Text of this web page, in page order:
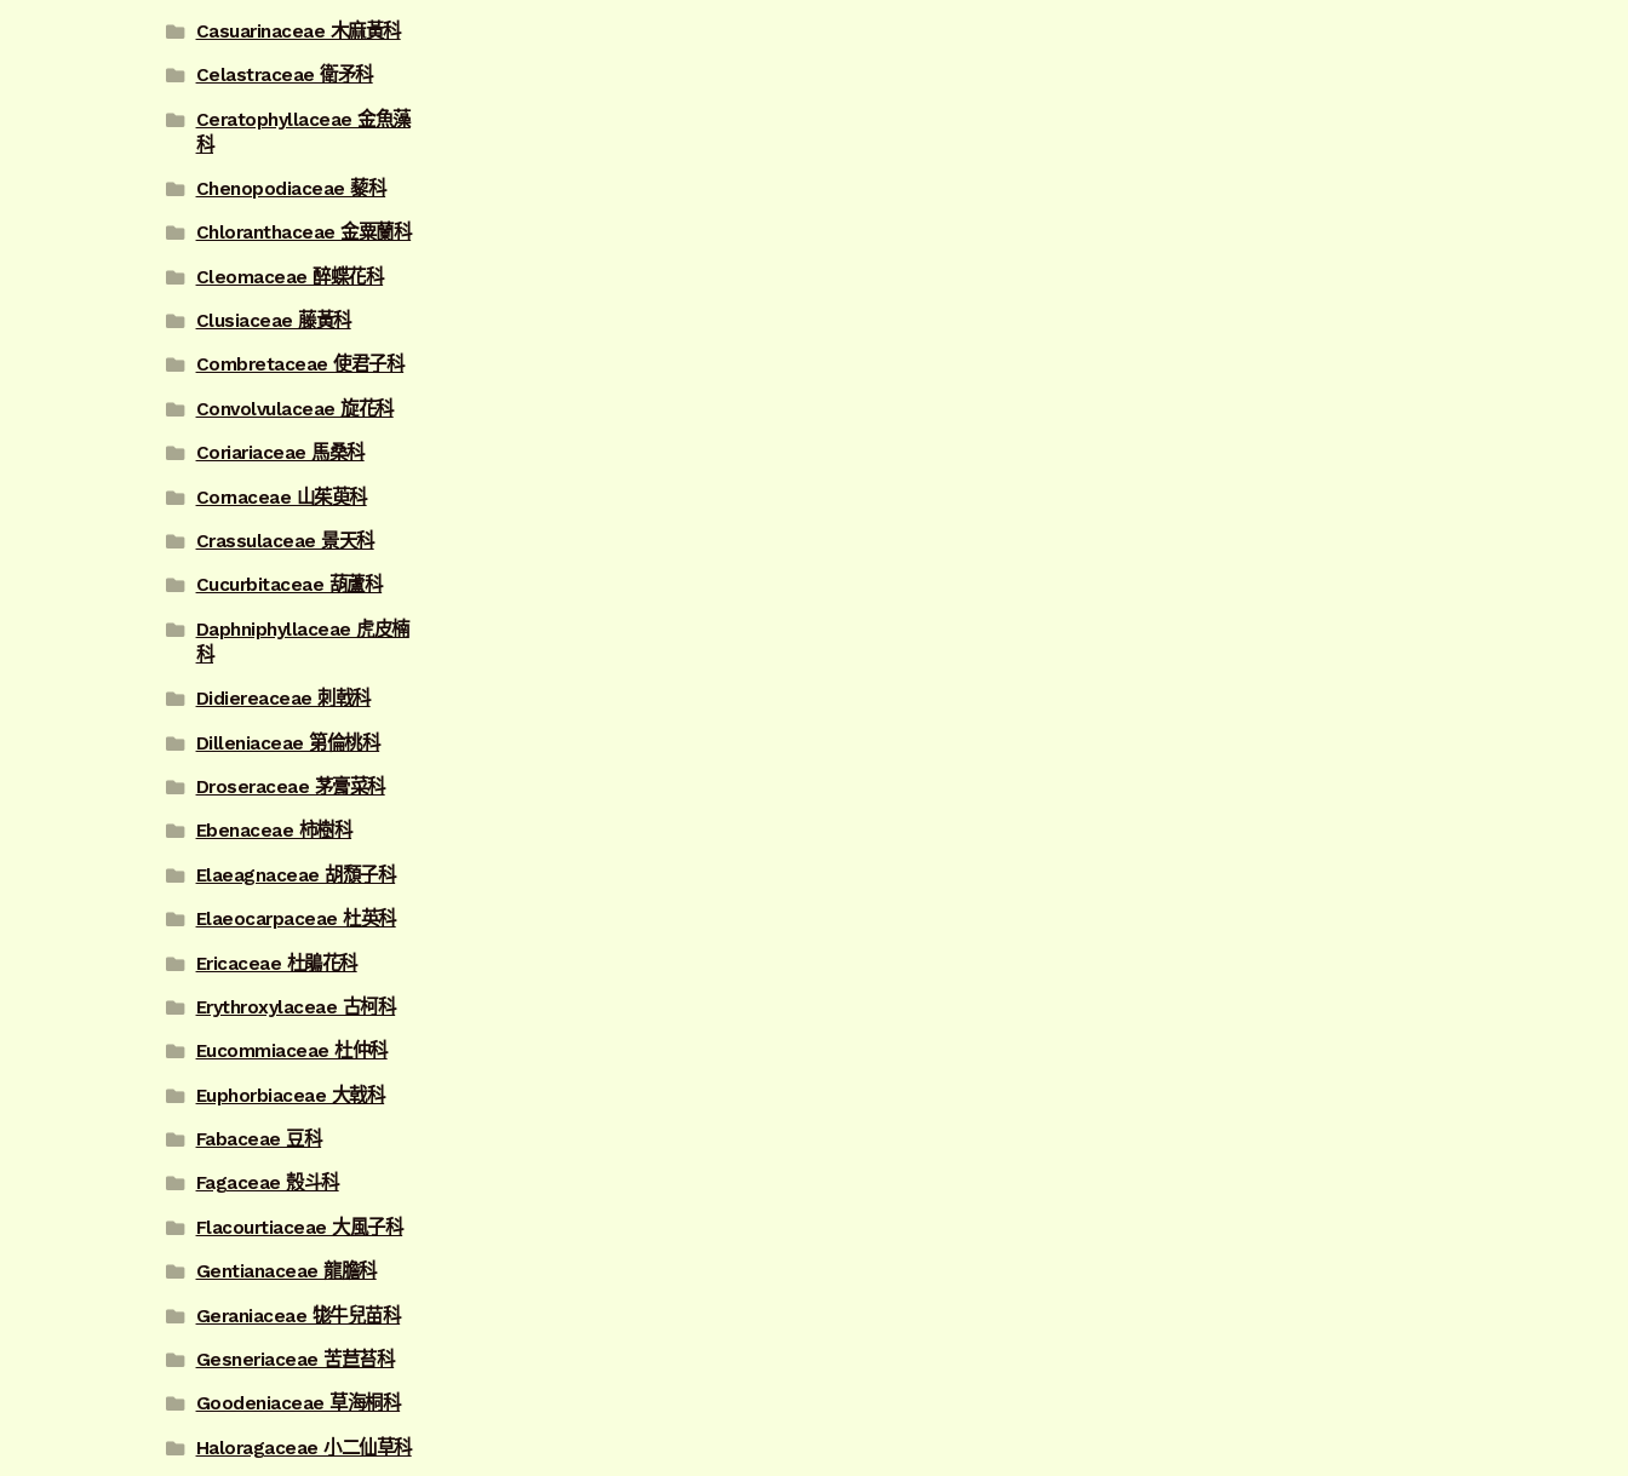
Casuarinaceae 木麻黃科
Celastraceae 衛矛科
Ceratophyllaceae 金魚藻
科
Chenopodiaceae 藜科
Chloranthaceae 金粟蘭科
Cleomaceae 醉蝶花科
Clusiaceae 藤黃科
Combretaceae 使君子科
Convolvulaceae 旋花科
Coriariaceae 馬桑科
Cornaceae 山茱萸科
Crassulaceae 景天科
Cucurbitaceae 葫蘆科
Daphniphyllaceae 虎皮楠
科
Didiereaceae 刺戟科
Dilleniaceae 第倫桃科
Droseraceae 茅膏菜科
Ebenaceae 柿樹科
Elaeagnaceae 胡頹子科
Elaeocarpaceae 杜英科
Ericaceae 杜鵑花科
Erythroxylaceae 古柯科
Eucommiaceae 杜仲科
Euphorbiaceae 大戟科
Fabaceae 豆科
Fagaceae 殼斗科
Flacourtiaceae 大風子科
Gentianaceae 龍膽科
Geraniaceae 牻牛兒苗科
Gesneriaceae 苦苣苔科
Goodeniaceae 草海桐科
Haloragaceae 小二仙草科